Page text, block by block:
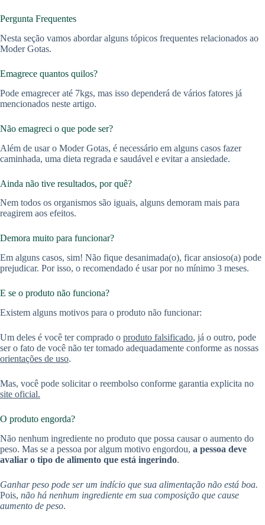
Pergunta Frequentes
Nesta seção vamos abordar alguns tópicos frequentes relacionados ao
Moder Gotas.
Emagrece quantos quilos?
Pode emagrecer até 7kgs, mas isso dependerá de vários fatores já
mencionados neste artigo.
Não emagreci o que pode ser?
Além de usar o Moder Gotas, é necessário em alguns casos fazer
caminhada, uma dieta regrada e saudável e evitar a ansiedade.
Ainda não tive resultados, por quê?
Nem todos os organismos são iguais, alguns demoram mais para
reagirem aos efeitos.
Demora muito para funcionar?
Em alguns casos, sim! Não fique desanimada(o), ficar ansioso(a) pode
prejudicar. Por isso, o recomendado é usar por no mínimo 3 meses.
E se o produto não funciona?
Existem alguns motivos para o produto não funcionar:
Um deles é você ter comprado o produto falsificado, já o outro, pode
ser o fato de você não ter tomado adequadamente conforme as nossas
orientações de uso.
Mas, você pode solicitar o reembolso conforme garantia explicita no
site oficial.
O produto engorda?
Não nenhum ingrediente no produto que possa causar o aumento do
peso. Mas se a pessoa por algum motivo engordou, a pessoa deve
avaliar o tipo de alimento que está ingerindo.
Ganhar peso pode ser um indício que sua alimentação não está boa.
Pois, não há nenhum ingrediente em sua composição que cause
aumento de peso.